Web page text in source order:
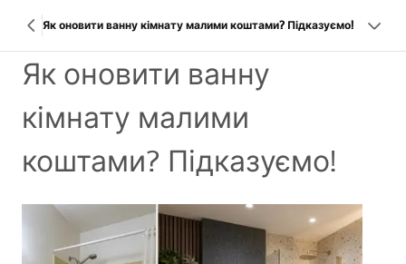
Як оновити ванну кімнату малими коштами? Підказуємо!
Як оновити ванну
кімнату малими
коштами? Підказуємо!